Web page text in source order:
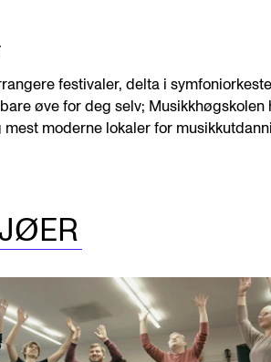
festivaler, delta i
øve for deg selv; Musikkhøgskolen
mest moderne lokaler for